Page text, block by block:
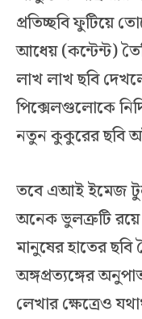
প্রতিচ্ছবি ফুটিয়ে
আধেয় (কন্টেন্ট)
লাখ লাখ ছবি
পিক্সেলগুলোকে
নতুন কুকুরের ছবি
তবে এআই ইমেজ
অনেক ভুলত্রুটি
মানুষের হাতের ছবি
অঙ্গপ্রত্যঙ্গের
লেখার ক্ষেত্রেও